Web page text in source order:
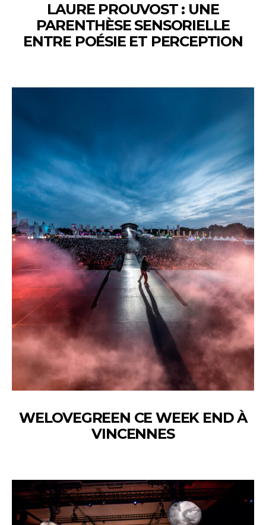
LAURE PROUVOST : UNE
PARENTHÈSE SENSORIELLE
ENTRE POÉSIE ET PERCEPTION
WELOVEGREEN CE WEEK END À
VINCENNES